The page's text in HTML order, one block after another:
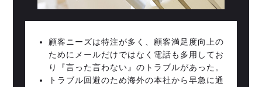
顧客ニーズは特注が多く、顧客満足度向上の
ためにメールだけではなく電話も多用してお
り『言った言わない』のトラブルがあった。
トラブル回避のため海外の本社から早急に通